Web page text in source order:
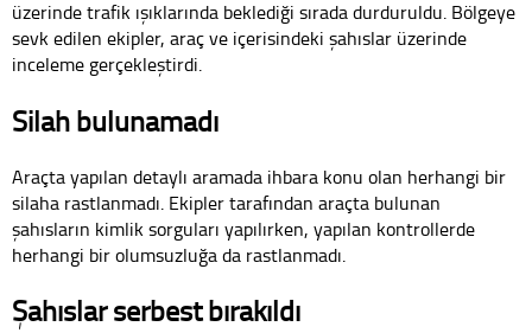
üzerinde trafik ışıklarında beklediği sırada durduruldu. Bölgeye
sevk edilen ekipler, araç ve içerisindeki şahıslar üzerinde
inceleme gerçekleştirdi.
Silah bulunamadı
Araçta yapılan detaylı aramada ihbara konu olan herhangi bir
silaha rastlanmadı. Ekipler tarafından araçta bulunan
şahısların kimlik sorguları yapılırken, yapılan kontrollerde
herhangi bir olumsuzluğa da rastlanmadı.
Şahıslar serbest bırakıldı